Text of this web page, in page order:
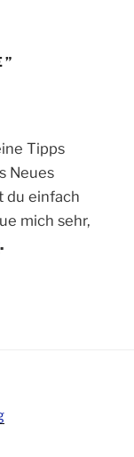
Tipps
Neues
du einfach
mich sehr,
.